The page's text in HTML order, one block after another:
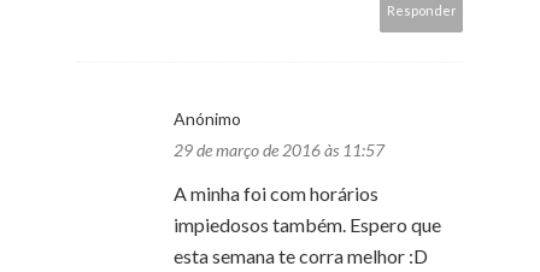
Responder
Anónimo
29 de março de 2016 às 11:57
A minha foi com horários
impiedosos também. Espero que
esta semana te corra melhor :D